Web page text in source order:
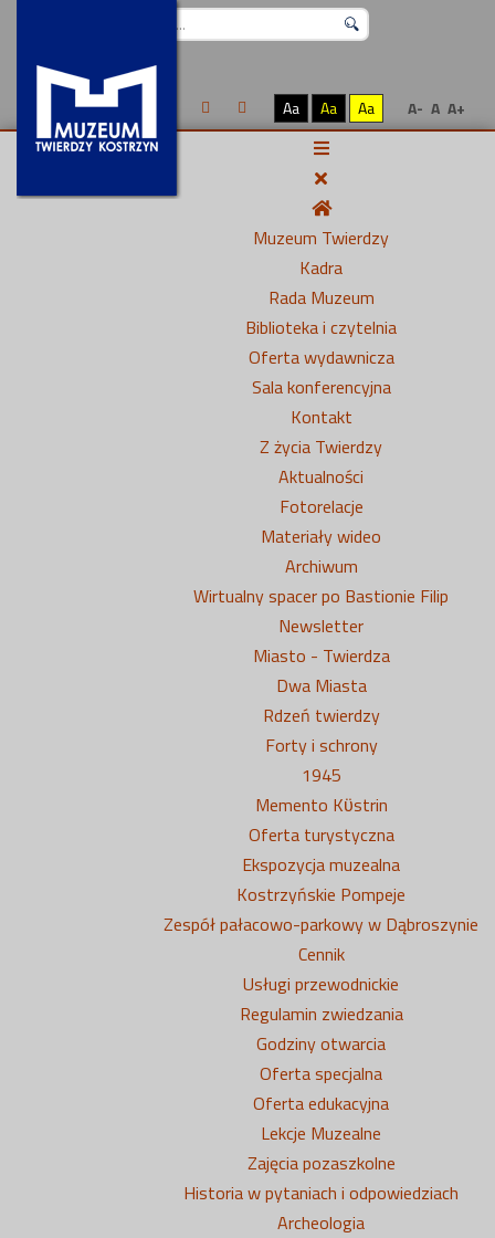
Aa Aa Aa A- A A+
Muzeum Twierdzy
Kadra
Rada Muzeum
Biblioteka i czytelnia
Oferta wydawnicza
Sala konferencyjna
Kontakt
Z życia Twierdzy
Aktualności
Fotorelacje
Materiały wideo
Archiwum
Wirtualny spacer po Bastionie Filip
Newsletter
Miasto - Twierdza
Dwa Miasta
Rdzeń twierdzy
Forty i schrony
1945
Memento Kϋstrin
Oferta turystyczna
Ekspozycja muzealna
Kostrzyńskie Pompeje
Zespół pałacowo-parkowy w Dąbroszynie
Cennik
Usługi przewodnickie
Regulamin zwiedzania
Godziny otwarcia
Oferta specjalna
Oferta edukacyjna
Lekcje Muzealne
Zajęcia pozaszkolne
Historia w pytaniach i odpowiedziach
Archeologia